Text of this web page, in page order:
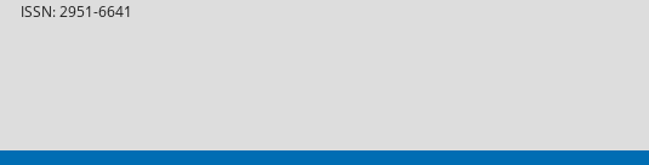
ISSN: 2951-6641